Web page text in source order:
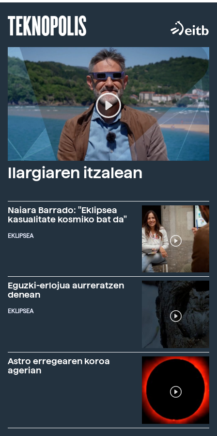
TEKNOPOLIS
Ilargiaren itzalean
Naiara Barrado: "Eklipsea
kasualitate kosmiko bat da"
EKLIPSEA
Eguzki-erlojua aurreratzen
denean
EKLIPSEA
Astro erregearen koroa
agerian